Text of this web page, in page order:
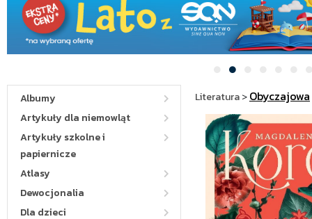
Albumy
Artykuły dla niemowląt
Artykuły szkolne i
papiernicze
Atlasy
Dewocjonalia
Dla dzieci
Literatura>Obyczajowa